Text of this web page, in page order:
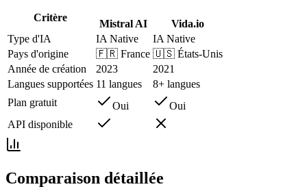
Critère
Mistral AI
Vida.io
Type d'IA
IA Native
IA Native
Pays d'origine
🇫🇷 France 🇺🇸 États-Unis
Année de création
2023
2021
Langues supportées 11 langues
8+ langues
Plan gratuit
Oui
Oui
API disponible
Comparaison détaillée